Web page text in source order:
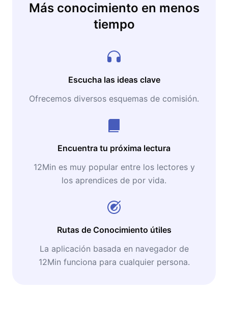
Más conocimiento en menos
tiempo
Escucha las ideas clave
Ofrecemos diversos esquemas de comisión.
Encuentra tu próxima lectura
12Min es muy popular entre los lectores y
los aprendices de por vida.
Rutas de Conocimiento útiles
La aplicación basada en navegador de
12Min funciona para cualquier persona.